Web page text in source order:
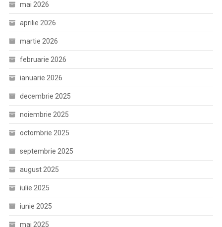
mai 2026
aprilie 2026
martie 2026
februarie 2026
ianuarie 2026
decembrie 2025
noiembrie 2025
octombrie 2025
septembrie 2025
august 2025
iulie 2025
iunie 2025
mai 2025